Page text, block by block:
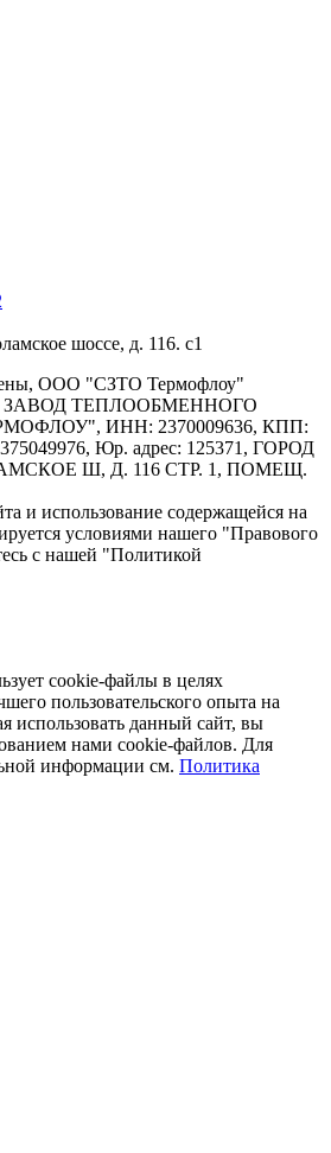
шоссе, д. 116. с1
ООО "СЗТО Термофлоу"
ТЕПЛООБМЕННОГО
ИНН: 2370009636, КПП:
Юр. адрес: 125371, ГОРОД
Ш, Д. 116 СТР. 1, ПОМЕЩ.
и использование содержащейся на
условиями нашего "Правового
с нашей "Политикой
cookie-файлы в целях
пользовательского опыта на
использовать данный сайт, вы
нами cookie-файлов. Для
информации см. Политика